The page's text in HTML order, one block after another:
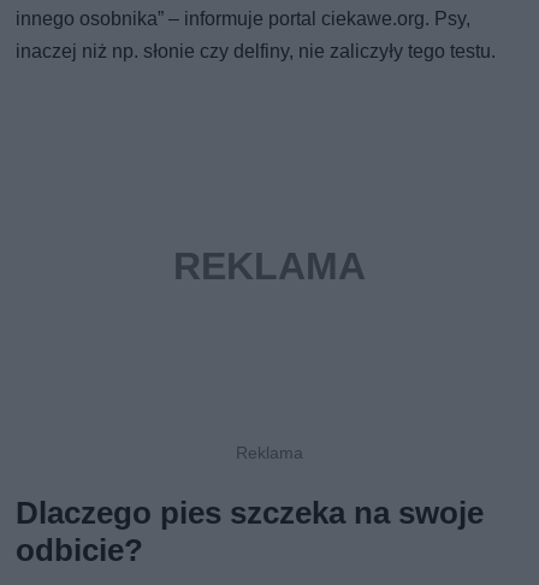
innego osobnika” – informuje portal ciekawe.org. Psy,
inaczej niż np. słonie czy delfiny, nie zaliczyły tego testu.
Dlaczego pies szczeka na swoje
odbicie?